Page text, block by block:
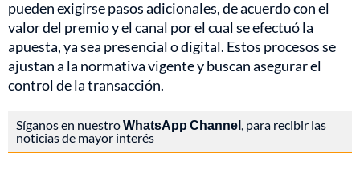
pueden exigirse pasos adicionales, de acuerdo con el
valor del premio y el canal por el cual se efectuó la
apuesta, ya sea presencial o digital. Estos procesos se
ajustan a la normativa vigente y buscan asegurar el
control de la transacción.
Síganos en nuestroWhatsApp Channel, para recibir las
noticias de mayor interés